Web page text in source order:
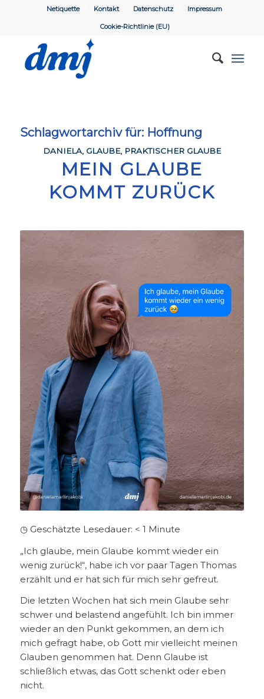
Netiquette Kontakt Datenschutz Impressum
Cookie-Richtlinie (EU)
Schlagwortarchiv für: Hoffnung
DANIELA, GLAUBE, PRAKTISCHER GLAUBE
MEIN GLAUBE
KOMMT ZURÜCK
◷ Geschätzte Lesedauer: < 1 Minute
„Ich glaube, mein Glaube kommt wieder ein
wenig zurück!“, habe ich vor paar Tagen Thomas
erzählt und er hat sich für mich sehr gefreut.
Die letzten Wochen hat sich mein Glaube sehr
schwer und belastend angefühlt. Ich bin immer
wieder an den Punkt gekommen, an dem ich
mich gefragt habe, ob Gott mir vielleicht meinen
Glauben genommen hat. Denn Glaube ist
schließlich etwas, das Gott schenkt oder eben
nicht.